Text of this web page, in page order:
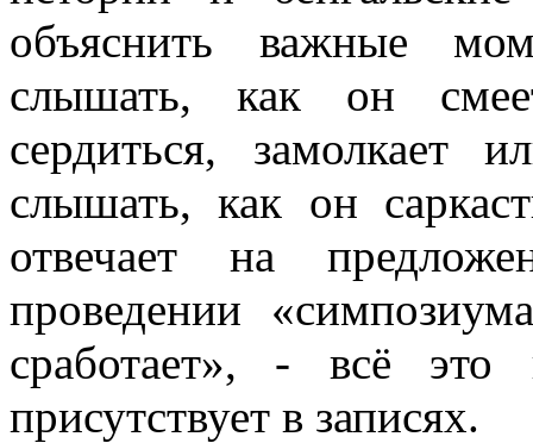
объяснить важные
слышать, как он
сердиться, замолкает
слышать, как он
отвечает на
проведении
сработает», - всё
присутствует в записях.